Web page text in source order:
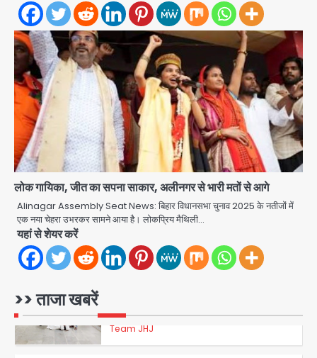
लोक गायिका, जीत का सपना साकार, अलीनगर से भारी मतों से आगे
Alinagar Assembly Seat News: बिहार विधानसभा चुनाव 2025 के नतीजों में
एक नया चेहरा उभरकर सामने आया है। लोकप्रिय मैथिली…
यहां से शेयर करें
>> ताजा खबरें
2
3
शेयर बाजार में निवेश के नाम पर 4.75 लाख की
ठगी, आरोपी ओडिशा से गिरफ्तार
Team JHJ
4
34 मुकदमों में शामिल वाहन चोर गिरफ्तार, पांच
चोरी के दोपहिया बरामद
Team JHJ
कार्रवाई, पांच गिरफ्तार
रांची की सड़कों पर ‘जंतर-मंतर’ जैसा बवाल!
छात्रों पर लाठियां चलीं तो गरमाई दिल्ली की
राजनीति—आखिर क्यों चुप हैं शाह और मोदी?